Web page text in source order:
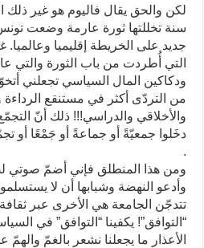
لكن والحق يقال فاليوم هو غير ذلك
سنة تخللتها ثورة عارمة وضعت
جديد على الخريطة إقليميا وعالميا.
التي أُطردت من باب الثورة والتي
ودكاكين المال السياسي تجعلني
من التردّى أكثر في مستنقع الرداءة
والأخلاقي والدراسي!!! ذلك أنّ
دخَلوا جمعيّةً أو جماعةً أو جَمْعًا أو
.
ومن هذا المنطلق فإني أضمّ صوتي
وأدعو النهضة وشبابها أن لا يستسلموا
تتدجّن الجامعة هي الأخرى عبر ثقافة
“التوافق”! يكفينا “التوافق” في
الأعذار ما يجعلنا نشعر بالغمّ والهمّ